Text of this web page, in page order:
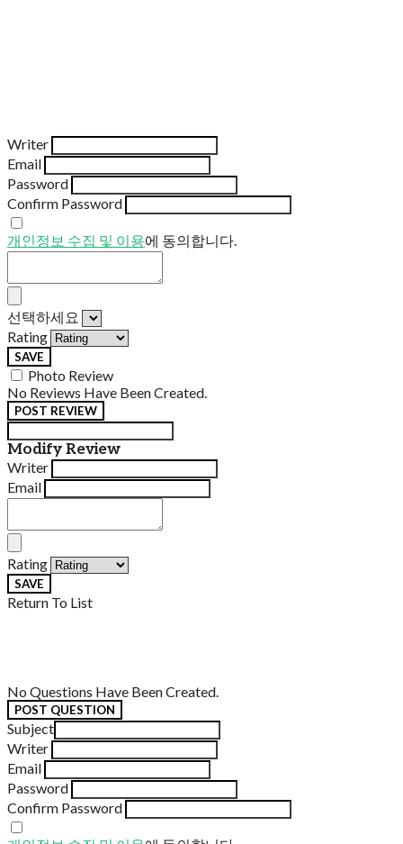
Writer
Email
Password
Confirm Password
개인정보 수집 및 이용에 동의합니다.
선택하세요
Rating
SAVE
Photo Review
No Reviews Have Been Created.
POST REVIEW
Modify Review
Writer
Email
Rating
SAVE
Return To List
No Questions Have Been Created.
POST QUESTION
Subject
Writer
Email
Password
Confirm Password